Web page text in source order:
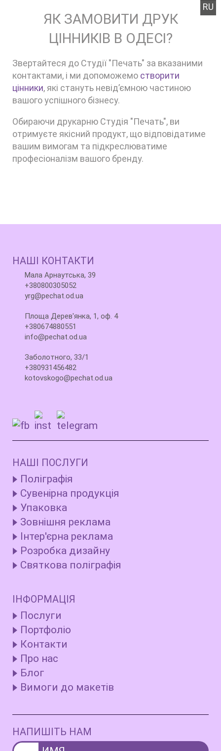
RU
ЯК ЗАМОВИТИ ДРУК
ЦІННИКІВ В ОДЕСІ?
Звертайтеся до Студії "Печать" за вказаними
контактами, і ми допоможемо створити
цінники, які стануть невід’ємною частиною
вашого успішного бізнесу.
Обираючи друкарню Студія "Печать", ви
отримуєте якісний продукт, що відповідатиме
вашим вимогам та підкреслюватиме
професіоналізм вашого бренду.
НАШІ КОНТАКТИ
Мала Арнаутська, 39
+380800305052
yrg@pechat.od.ua
Площа Дерев'янка, 1, оф. 4
+380674880551
info@pechat.od.ua
Заболотного, 33/1
+380931456482
kotovskogo@pechat.od.ua
НАШІ ПОСЛУГИ
Поліграфія
Сувенірна продукція
Упаковка
Зовнішня реклама
Інтер'єрна реклама
Розробка дизайну
Святкова поліграфія
ІНФОРМАЦІЯ
Послуги
Портфоліо
Контакти
Про нас
Блог
Вимоги до макетів
НАПИШІТЬ НАМ